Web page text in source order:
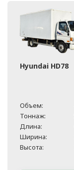
Hyundai HD78
Объем:
Тоннаж:
Длина:
Ширина:
Высота: